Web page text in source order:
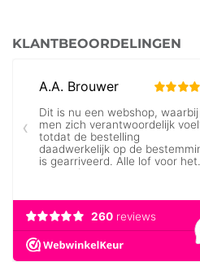
KLANTBEOORDELINGEN